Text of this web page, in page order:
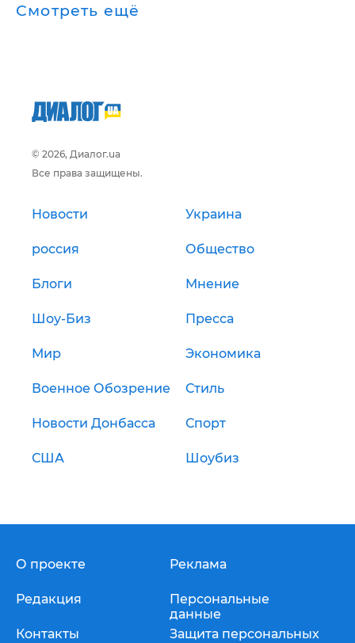
Смотреть ещё
© 2026, Диалог.ua
Все права защищены.
Новости Украина
россия Общество
Блоги Мнение
Шоу-Биз Пресса
Мир Экономика
Военное Обозрение Стиль
Новости Донбасса Спорт
США Шоубиз
О проекте
Редакция
Контакты
Реклама
Персональные
данные
Защита персональных